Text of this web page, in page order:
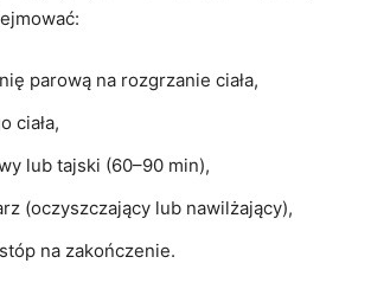
parową na rozgrzanie ciała,
ciała,
lub tajski (60–90 min),
(oczyszczający lub nawilżający),
na zakończenie.